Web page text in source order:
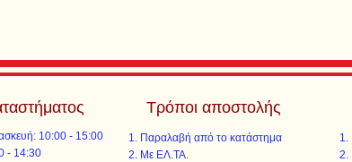
10:00 - 15:00
- 14:30
Τρόποι αποστολής
Παραλαβή από το κατάστημα
Με ΕΛ.ΤΑ.​​